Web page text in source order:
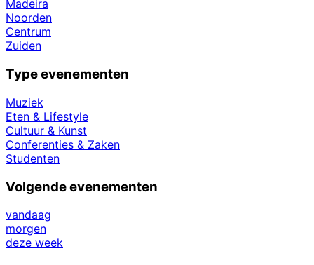
Madeira
Noorden
Centrum
Zuiden
Type evenementen
Muziek
Eten & Lifestyle
Cultuur & Kunst
Conferenties & Zaken
Studenten
Volgende evenementen
vandaag
morgen
deze week